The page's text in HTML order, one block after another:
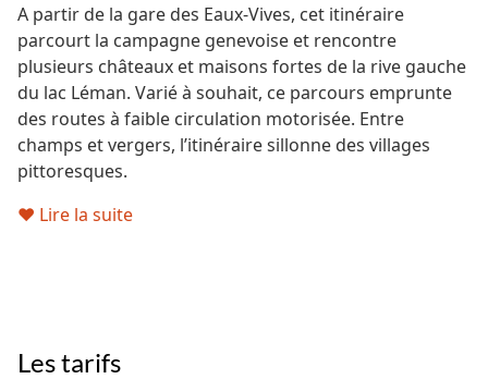
A partir de la gare des Eaux-Vives, cet itinéraire
parcourt la campagne genevoise et rencontre
plusieurs châteaux et maisons fortes de la rive gauche
du lac Léman. Varié à souhait, ce parcours emprunte
des routes à faible circulation motorisée. Entre
champs et vergers, l’itinéraire sillonne des villages
pittoresques.
♥ Lire la suite
Les tarifs